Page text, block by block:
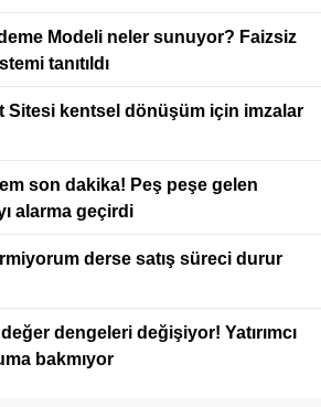
Modeli neler sunuyor? Faizsiz
tanıtıldı
Sitesi kentsel dönüşüm için imzalar
son dakika! Peş peşe gelen
alarma geçirdi
derse satış süreci durur
dengeleri değişiyor! Yatırımcı
bakmıyor